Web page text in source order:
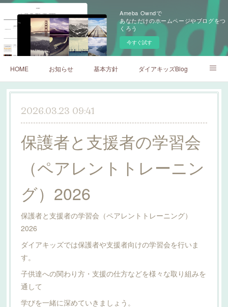
Ameba Owndで
あなただけのホームページやブログをつ
くろう
今すぐ試す
HOME お知らせ 基本方針 ダイアキッズBlog
ダイアキッズネストBlog
2026.03.23 09:41
保護者と支援者の学習会
（ペアレントトレーニン
グ）2026
保護者と支援者の学習会（ペアレントトレーニング）
2026
ダイアキッズでは保護者や支援者向けの学習会を行いま
す。
子供達への関わり方・支援の仕方などを様々な取り組みを
通して
学びを一緒に深めていきましょう。